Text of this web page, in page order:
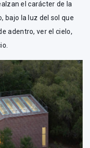
el carácter de la
bajo la luz del sol que
adentro, ver el cielo,